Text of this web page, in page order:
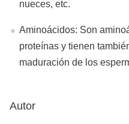
nueces, etc.
Aminoácidos: Son
proteínas y tienen
maduración de los
Autor